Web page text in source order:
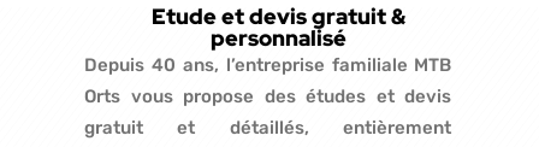
Etude et devis gratuit &
personnalisé
Depuis 40 ans, l’entreprise familiale MTB
Orts vous propose des études et devis
gratuit et détaillés, entièrement